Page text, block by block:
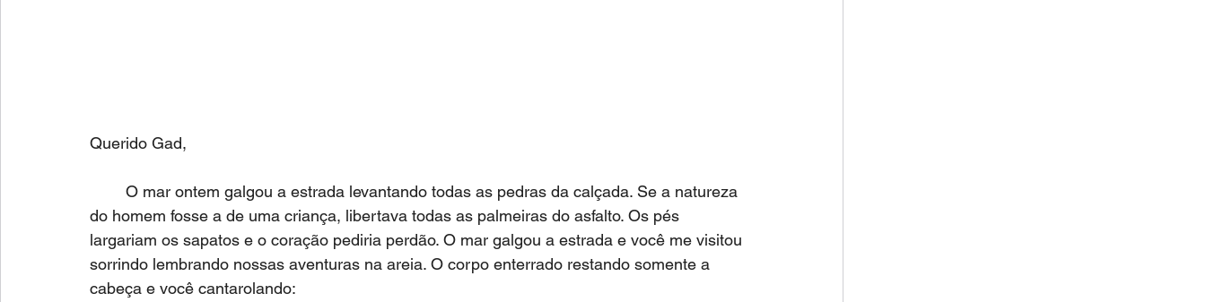
Querido Gad,
do homem fosse a de uma criança, libertava todas as palmeiras do asfalto. Os pés
largariam os sapatos e o coração pediria perdão. O mar galgou a estrada e você me visitou
sorrindo lembrando nossas aventuras na areia. O corpo enterrado restando somente a
cabeça e você cantarolando: